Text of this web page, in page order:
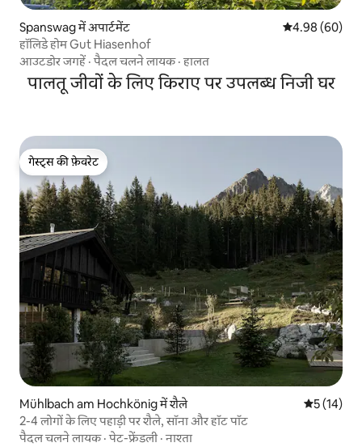
Spanswag में अपार्टमेंट औसत रेटिंग 5 में
4.98 (60)
हॉलिडे होम Gut Hiasenhof
आउटडोर जगहें ·पैदल चलने लायक·हालत
पालतू जीवों के लिए किराए पर उपलब्ध निजी घर
गेस्ट्स की फ़ेवरेट
गेस्ट्स की फ़ेवरेट
Mühlbach am Hochkönig में शैले औसत रेटिंग
5 (14)
2-4 लोगों के लिए पहाड़ी पर शैले, सॉना और हॉट पॉट
पैदल चलने लायक·पेट-फ्रेंडली ·नाश्ता